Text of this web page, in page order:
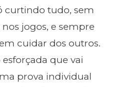
curtindo tudo, sem
jogos, e sempre
cuidar dos outros.
que vai
prova individual